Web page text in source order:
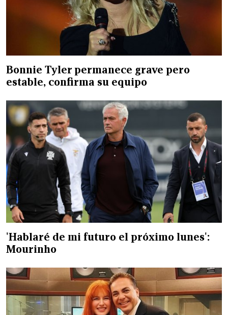
Bonnie Tyler permanece grave pero
estable, confirma su equipo
'Hablaré de mi futuro el próximo lunes':
Mourinho